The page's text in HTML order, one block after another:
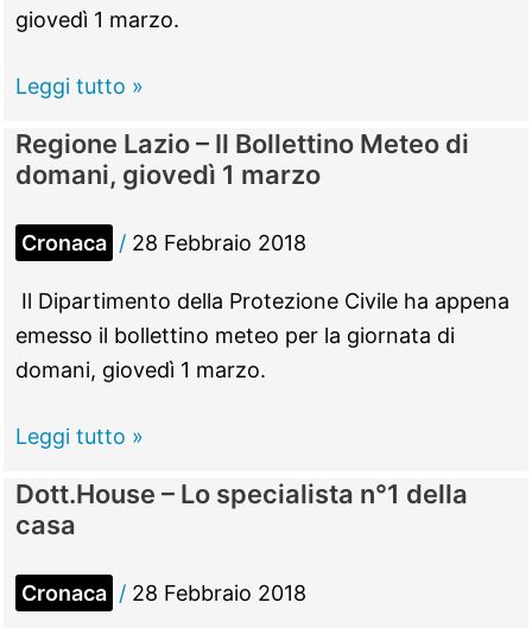
giovedì 1 marzo.
Allerta
–
Ecco
l’elenco
degli
istituti
scolastici
chiusi
giornata
domani,
giovedì
marzo
Leggi tutto »
Regione Lazio – Il Bollettino Meteo di
domani, giovedì 1 marzo
Cronaca / 28 Febbraio 2018
Il Dipartimento della Protezione Civile ha appena
emesso il bollettino meteo per la giornata di
domani, giovedì 1 marzo.
Regione
–
Il
Bollettino
Meteo
Leggi tutto »
Dott.House – Lo specialista n°1 della
casa
Cronaca / 28 Febbraio 2018